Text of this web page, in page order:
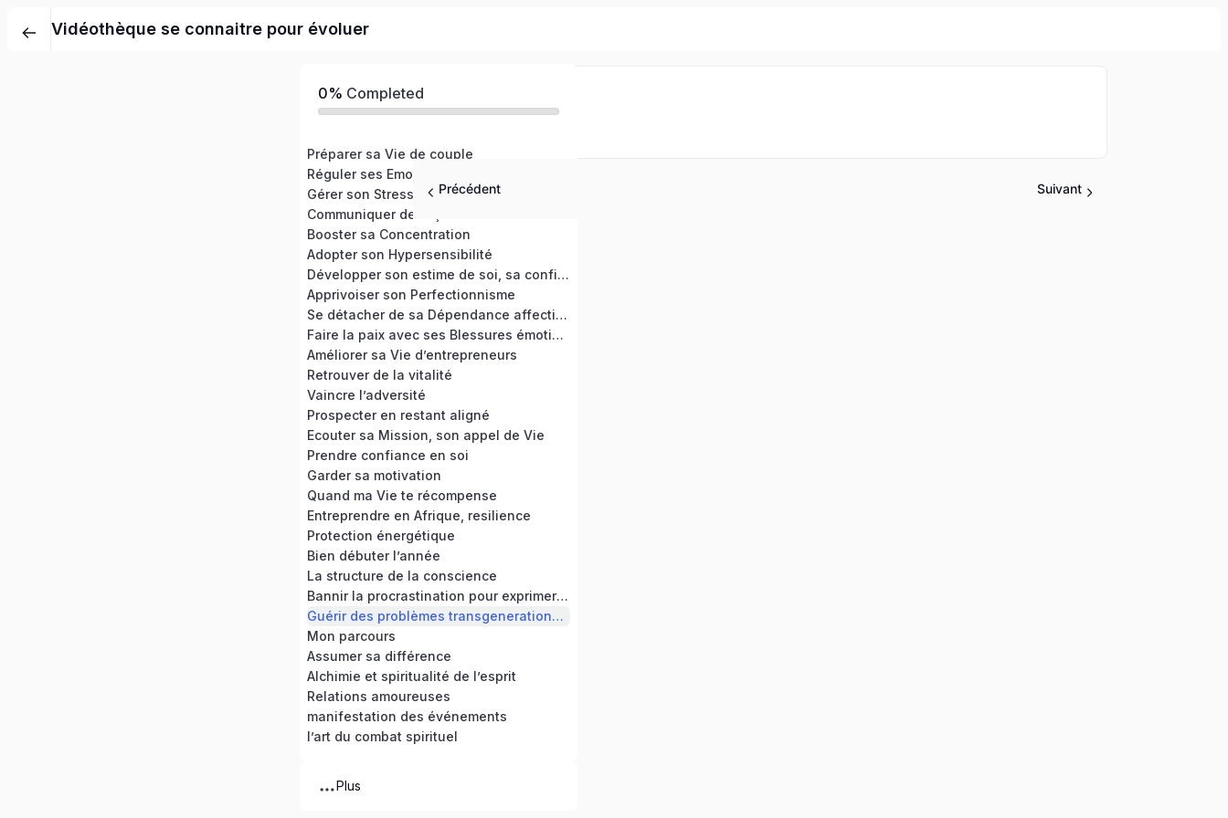
Vidéothèque se connaitre pour évoluer
0% Completed
Préparer sa Vie de couple
Réguler ses Emotions
Gérer son Stress et anxiété
Communiquer de façon bienveillante
Booster sa Concentration
Adopter son Hypersensibilité
Développer son estime de soi, sa confiance en soi
Apprivoiser son Perfectionnisme
Se détacher de sa Dépendance affective
Faire la paix avec ses Blessures émotionnelles
Améliorer sa Vie d’entrepreneurs
Retrouver de la vitalité
Vaincre l’adversité
Prospecter en restant aligné
Ecouter sa Mission, son appel de Vie
Prendre confiance en soi
Garder sa motivation
Quand ma Vie te récompense
Entreprendre en Afrique, resilience
Protection énergétique
Bien débuter l’année
La structure de la conscience
Bannir la procrastination pour exprimer son potentiel
Guérir des problèmes transgenerationnels
Mon parcours
Assumer sa différence
Alchimie et spiritualité de l’esprit
Relations amoureuses
manifestation des événements
l’art du combat spirituel
Plus
Précédent Suivant